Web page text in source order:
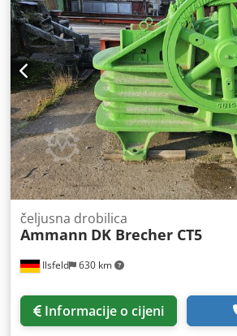
Ilsfeld 630 km
čeljusna drobilica
Ammann DK Brecher CT5
Informacije o cijeni